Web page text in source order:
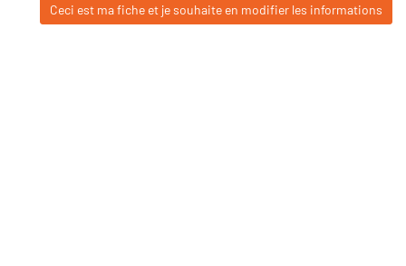
Ceci est ma fiche et je souhaite en modifier les informations